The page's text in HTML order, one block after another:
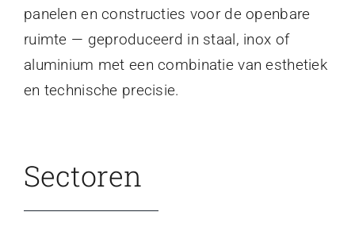
panelen en constructies voor de openbare
ruimte — geproduceerd in staal, inox of
aluminium met een combinatie van esthetiek
en technische precisie.
Sectoren